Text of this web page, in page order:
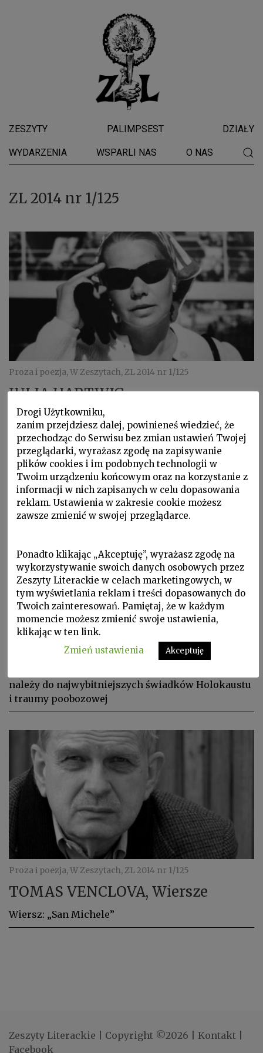
ZESZYTY PALIMPSEST DZIAŁY
WYDARZENIA WSPARLI NAS O NAS
ZL 2014 nr 1/125
Proza i poezja, W Zeszytach, ZL 2014 nr 1/125
JULIA HARTWIG
Wiersze
Wiersz: „Wyzwanie”
Prezentacje, W Zeszytach, ZL 2014 nr 1/125
PRIMO LEVI
Nikt za mnie nie umarł
należy do najwybitniejszych świadków Holokaustu
i traumy poobozowej
Proza i poezja, W Zeszytach, ZL 2014 nr 1/125
TOMAS VENCLOVA, Wiersze
Wiersz: „San Michele”
Zeszyty Literackie Copyright ©2026 Kontakt
Facebook
Drogi Użytkowniku,
zanim przejdziesz dalej, powinieneś wiedzieć, że
przechodząc do Serwisu bez zmian ustawień Twojej
przeglądarki, wyrażasz zgodę na zapisywanie
plików cookies i im podobnych technologii w
Twoim urządzeniu końcowym oraz na korzystanie z
informacji w nich zapisanych w celu dopasowania
reklam. Ustawienia w zakresie cookie możesz
zawsze zmienić w swojej przeglądarce.
Ponadto klikając „Akceptuję”, wyrażasz zgodę na
wykorzystywanie swoich danych osobowych przez
Zeszyty Literackie w celach marketingowych, w
tym wyświetlania reklam i treści dopasowanych do
Twoich zainteresowań. Pamiętaj, że w każdym
momencie możesz zmienić swoje ustawienia,
klikając w ten link.
Zmień ustawienia
Akceptuję